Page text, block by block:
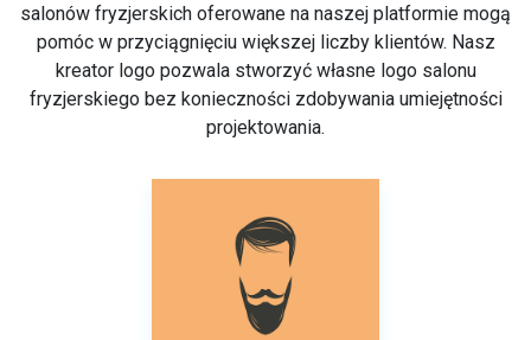
salonów fryzjerskich oferowane na naszej platformie mogą
pomóc w przyciągnięciu większej liczby klientów. Nasz
kreator logo pozwala stworzyć własne logo salonu
fryzjerskiego bez konieczności zdobywania umiejętności
projektowania.